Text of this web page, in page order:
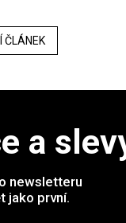
ČLÁNEK
a
newsletteru
jako první.